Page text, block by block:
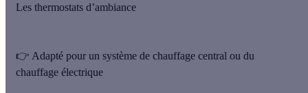
Les thermostats d’ambiance
👉 Adapté pour un système de chauffage central ou du
chauffage électrique